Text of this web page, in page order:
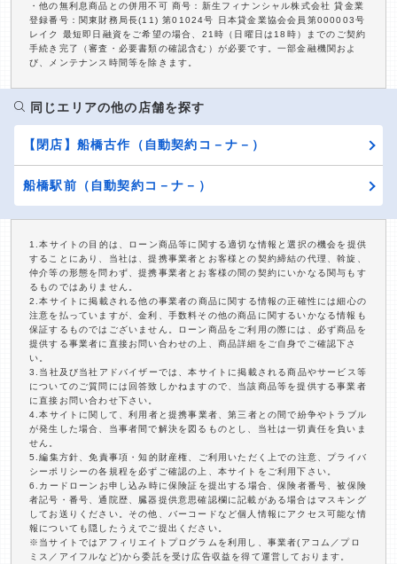
・他の無利息商品との併用不可 商号：新生フィナンシャル株式会社 貸金業
登録番号：関東財務局長(11) 第01024号 日本貸金業協会会員第000003号
レイク 最短即日融資をご希望の場合、21時（日曜日は18時）までのご契約
手続き完了（審査・必要書類の確認含む）が必要です。一部金融機関およ
び、メンテナンス時間等を除きます。
同じエリアの他の店舗を探す
【閉店】船橋古作（自動契約コ－ナ－）
船橋駅前（自動契約コ－ナ－）
1.本サイトの目的は、ローン商品等に関する適切な情報と選択の機会を提供
することにあり、当社は、提携事業者とお客様との契約締結の代理、斡旋、
仲介等の形態を問わず、提携事業者とお客様の間の契約にいかなる関与もす
るものではありません。
2.本サイトに掲載される他の事業者の商品に関する情報の正確性には細心の
注意を払っていますが、金利、手数料その他の商品に関するいかなる情報も
保証するものではございません。ローン商品をご利用の際には、必ず商品を
提供する事業者に直接お問い合わせの上、商品詳細をご自身でご確認下さ
い。
3.当社及び当社アドバイザーでは、本サイトに掲載される商品やサービス等
についてのご質問には回答致しかねますので、当該商品等を提供する事業者
に直接お問い合わせ下さい。
4.本サイトに関して、利用者と提携事業者、第三者との間で紛争やトラブル
が発生した場合、当事者間で解決を図るものとし、当社は一切責任を負いま
せん。
5.編集方針、免責事項・知的財産権、ご利用いただく上での注意、プライバ
シーポリシーの各規程を必ずご確認の上、本サイトをご利用下さい。
6.カードローンお申し込み時に保険証を提出する場合、保険者番号、被保険
者記号・番号、通院歴、臓器提供意思確認欄に記載がある場合はマスキング
してお送りください。その他、バーコードなど個人情報にアクセス可能な情
報についても隠したうえでご提出ください。
※当サイトではアフィリエイトプログラムを利用し、事業者(アコム／プロ
ミス／アイフルなど)から委託を受け広告収益を得て運営しております。